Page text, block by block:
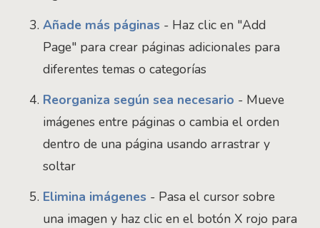
Añade más páginas - Haz clic en "Add
Page" para crear páginas adicionales para
diferentes temas o categorías
Reorganiza según sea necesario - Mueve
imágenes entre páginas o cambia el orden
dentro de una página usando arrastrar y
soltar
Elimina imágenes - Pasa el cursor sobre
una imagen y haz clic en el botón X rojo para